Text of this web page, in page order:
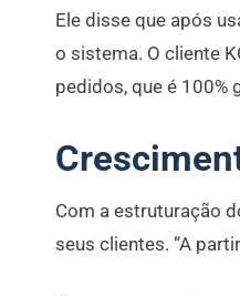
Ele disse que após
o sistema. O cliente
pedidos, que é 100%
Com a estruturação
seus clientes. “A